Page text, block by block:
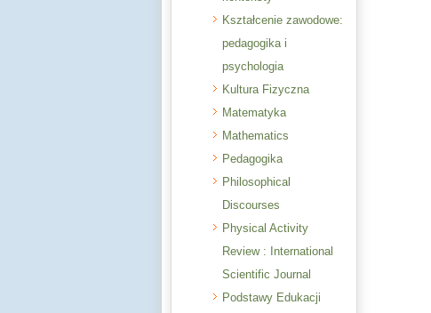
Kształcenie zawodowe:
pedagogika i
psychologia
Kultura Fizyczna
Matematyka
Mathematics
Pedagogika
Philosophical
Discourses
Physical Activity
Review : International
Scientific Journal
Podstawy Edukacji